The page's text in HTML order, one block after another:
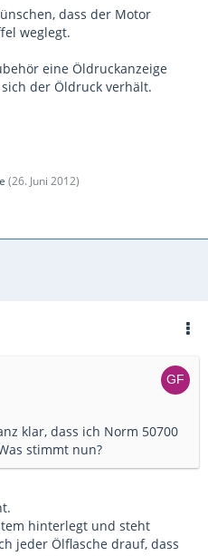
dass der Motor
weglegt.
eine Öldruckanzeige
der Öldruck verhält.
(26. Juni 2012)
klar, dass ich Norm 50700
stimmt nun?
hinterlegt und steht
jeder Ölflasche drauf, dass